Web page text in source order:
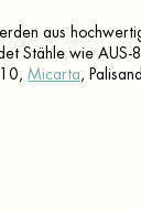
aus
Stähle wie AUS-
Micarta ,